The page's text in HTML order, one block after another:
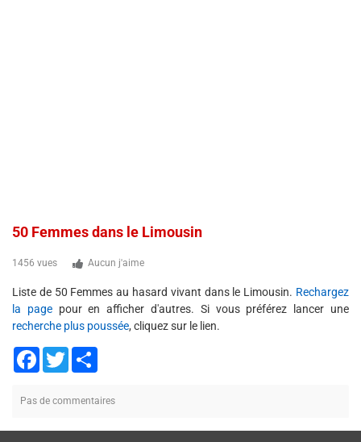
50 Femmes dans le Limousin
1456 vues Aucun j'aime
Liste de 50 Femmes au hasard vivant dans le Limousin. Rechargez
la pagepour en afficher d'autres. Si vous préférez lancer une
recherche plus poussée, cliquez sur le lien.
Facebook
Twitter
Pas de commentaires